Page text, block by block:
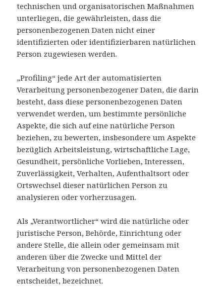
technischen und organisatorischen Maßnahmen
unterliegen, die gewährleisten, dass die
personenbezogenen Daten nicht einer
identifizierten oder identifizierbaren natürlichen
Person zugewiesen werden.
„Profiling“ jede Art der automatisierten
Verarbeitung personenbezogener Daten, die darin
besteht, dass diese personenbezogenen Daten
verwendet werden, um bestimmte persönliche
Aspekte, die sich auf eine natürliche Person
beziehen, zu bewerten, insbesondere um Aspekte
bezüglich Arbeitsleistung, wirtschaftliche Lage,
Gesundheit, persönliche Vorlieben, Interessen,
Zuverlässigkeit, Verhalten, Aufenthaltsort oder
Ortswechsel dieser natürlichen Person zu
analysieren oder vorherzusagen.
Als „Verantwortlicher“ wird die natürliche oder
juristische Person, Behörde, Einrichtung oder
andere Stelle, die allein oder gemeinsam mit
anderen über die Zwecke und Mittel der
Verarbeitung von personenbezogenen Daten
entscheidet, bezeichnet.